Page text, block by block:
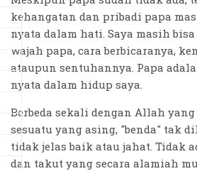
kehangatan dan pribadi papa
nyata dalam hati. Saya masih
wajah papa, cara berbicaranya,
ataupun sentuhannya. Papa
nyata dalam hidup saya.
Berbeda sekali dengan Allah
sesuatu yang asing, "benda" tak
tidak jelas baik atau jahat. Tidak
dan takut yang secara alamiah